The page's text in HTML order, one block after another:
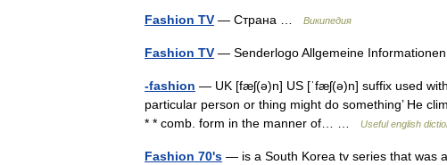
Fashion TV — Страна … Википедия
Fashion TV — Senderlogo Allgemeine
-fashion — UK [fæʃ(ə)n] US [ˈfæʃ(ə)n] suffix used
particular person or thing might do something’ He
* * comb. form in the manner of… …
Useful english
Fashion 70's — is a South Korea tv series that was